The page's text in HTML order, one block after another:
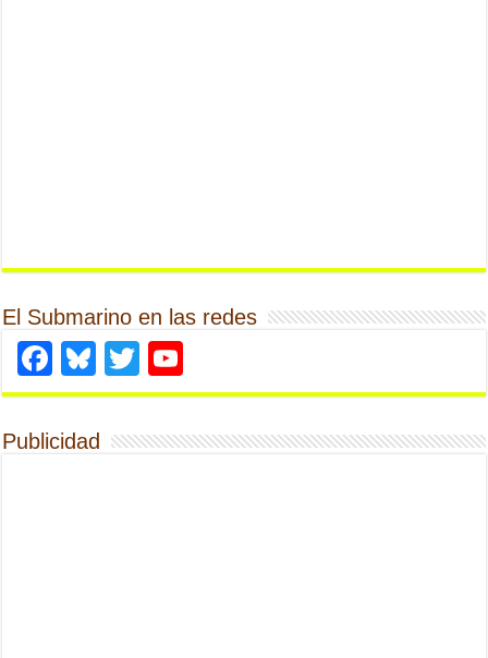
El Submarino en las redes
Facebook
Bluesky
Twitter
Publicidad